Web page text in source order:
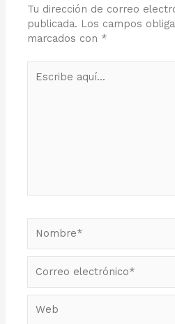
Tu dirección de correo
publicada. Los campos
marcados con *
aquí...
electrónico*